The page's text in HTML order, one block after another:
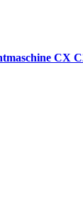
CX